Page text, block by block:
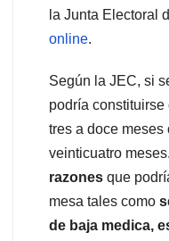
la Junta Electoral
online.
Según la JEC, si
podría
tres a doce meses
veinticuatro
razones que
mesa tales como
de baja medica,